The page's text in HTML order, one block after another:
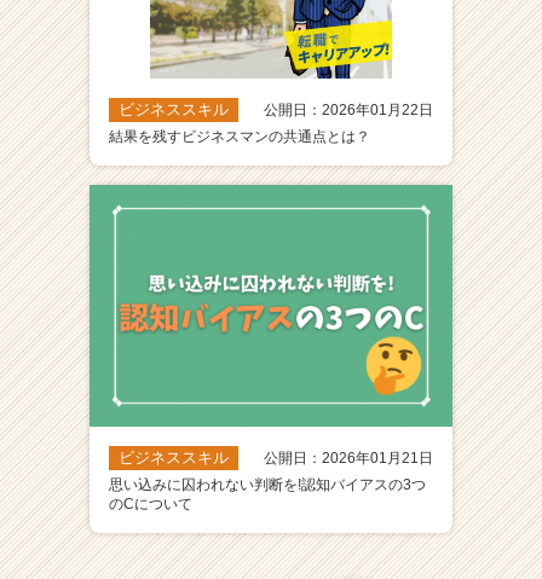
ビジネススキル
公開日：2026年01月22日
結果を残すビジネスマンの共通点とは？
ビジネススキル
公開日：2026年01月21日
思い込みに囚われない判断を!認知バイアスの3つ
のCについて